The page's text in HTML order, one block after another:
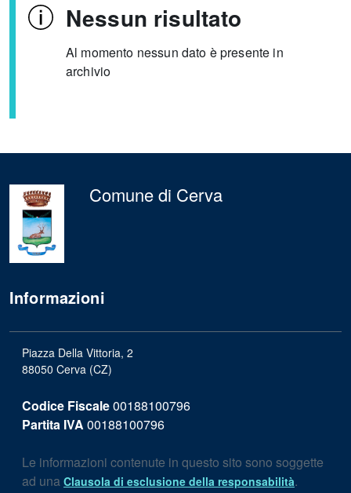
Nessun risultato
Al momento nessun dato è presente in
archivio
Comune di Cerva
Informazioni
Piazza Della Vittoria, 2
88050 Cerva (CZ)
Codice Fiscale00188100796
Partita IVA 00188100796
Le informazioni contenute in questo sito sono soggette
ad una Clausola di esclusione della responsabilità.